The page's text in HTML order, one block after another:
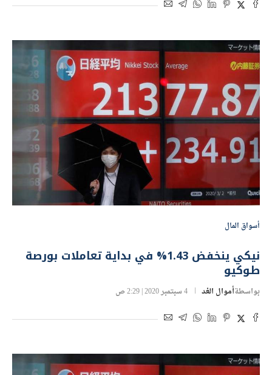
أسواق المال
نيكي ينخفض 1.43% في بداية تعاملات بورصة
طوكيو
بواسطةأموال الغد 4 سبتمبر 2020 | 2:29 ص